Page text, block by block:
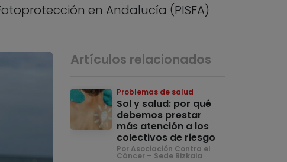
en Andalucía (PISFA)
Artículos relacionados
Problemas de salud
Sol y salud: por qué
debemos prestar
más atención a los
colectivos de riesgo
Por Asociación Contra el
Cáncer – Sede Bizkaia